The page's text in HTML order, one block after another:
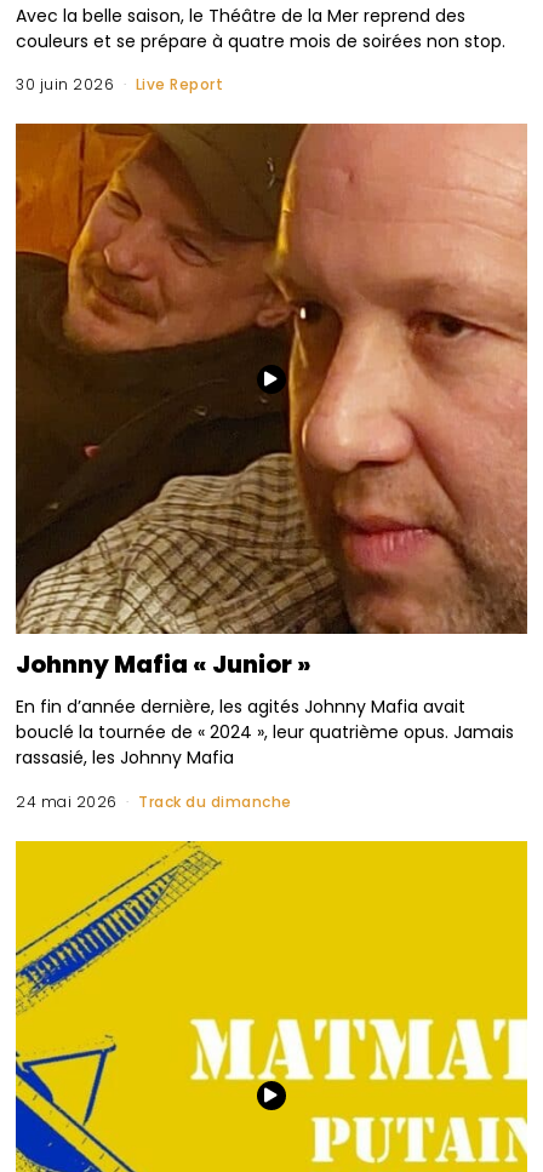
Avec la belle saison, le Théâtre de la Mer reprend des
couleurs et se prépare à quatre mois de soirées non stop.
30 juin 2026 Live Report
Johnny Mafia « Junior »
En fin d’année dernière, les agités Johnny Mafia avait
bouclé la tournée de « 2024 », leur quatrième opus. Jamais
rassasié, les Johnny Mafia
24 mai 2026 Track du dimanche